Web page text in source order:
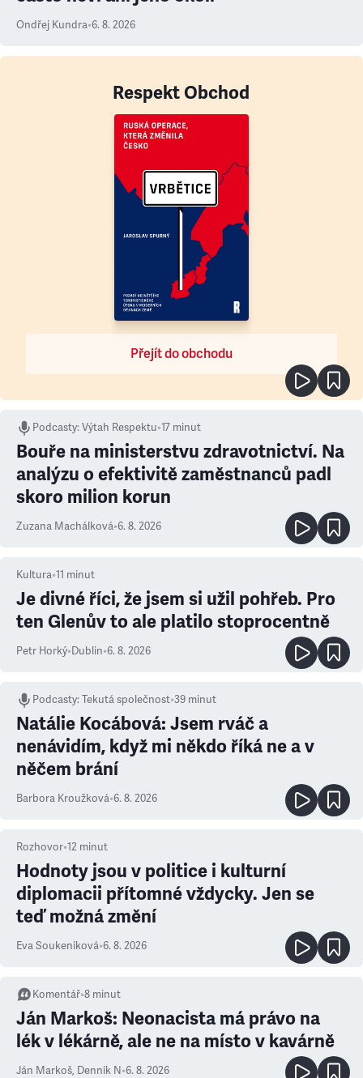
Ondřej Kundra•6. 8. 2026
Respekt Obchod
Přejít do obchodu
Podcasty:Výtah Respektu•17 minut
Bouře na ministerstvu zdravotnictví. Na
analýzu o efektivitě zaměstnanců padl
skoro milion korun
Zuzana Machálková•6. 8. 2026
Kultura•11 minut
Je divné říci, že jsem si užil pohřeb. Pro
ten Glenův to ale platilo stoprocentně
Petr Horký•Dublin•6. 8. 2026
Podcasty:Tekutá společnost•39 minut
Natálie Kocábová: Jsem rváč a
nenávidím, když mi někdo říká ne a v
něčem brání
Barbora Kroužková•6. 8. 2026
Rozhovor•12 minut
Hodnoty jsou v politice i kulturní
diplomacii přítomné vždycky. Jen se
teď možná změní
Eva Soukeníková•6. 8. 2026
Komentář•8 minut
Ján Markoš: Neonacista má právo na
lék v lékárně, ale ne na místo v kavárně
Ján Markoš, Denník N•6. 8. 2026